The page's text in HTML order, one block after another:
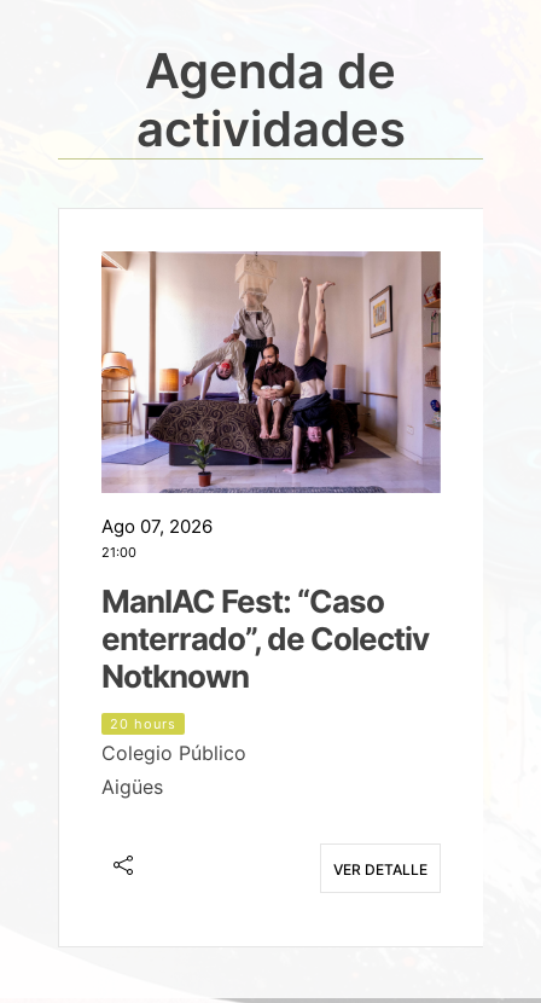
Agenda de
actividades
Ago 07, 2026
21:00
ManIAC Fest: “Caso
enterrado”, de Colectiv
Notknown
20 hours
Colegio Público
Aigües
VER DETALLE